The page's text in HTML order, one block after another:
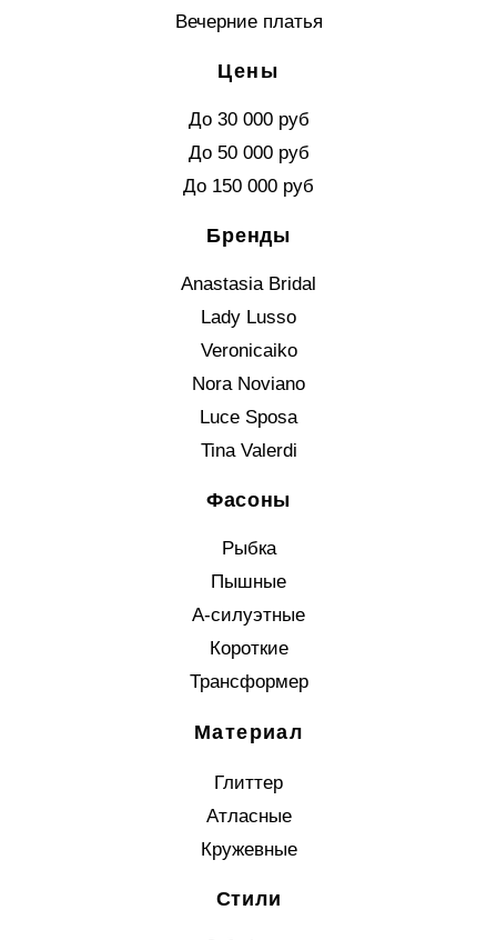
Вечерние платья
Цены
До 30 000 руб
До 50 000 руб
До 150 000 руб
Бренды
Anastasia Bridal
Lady Lusso
Veronicaiko
Nora Noviano
Luce Sposa
Tina Valerdi
Фасоны
Рыбка
Пышные
А-силуэтные
Короткие
Трансформер
Материал
Глиттер
Атласные
Кружевные
Стили